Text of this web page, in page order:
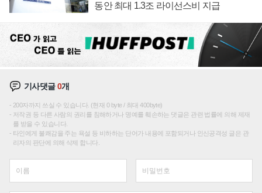
동안 최대 1.3조 라이선스비 지급
기사댓글0개
200자까지 쓰실 수 있습니다. (현재 0 byte / 최대 400byte)
저작권 등 다른 사람의 권리를 침해하거나 명예를 훼손하는 댓글은 관련 법률에 의해 제재
를 받을 수 있습니다.
타인에게 불쾌감을 주는 욕설 등 비하하는 단어가 내용에 포함되거나 인신공격성 글은 관
리자의 판단에 의해 삭제 합니다.